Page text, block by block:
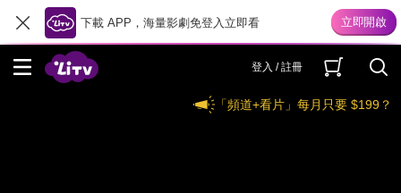
下載 APP，海量影劇免登入立即看
登入 / 註冊
「頻道+看片」每月只要 $199？